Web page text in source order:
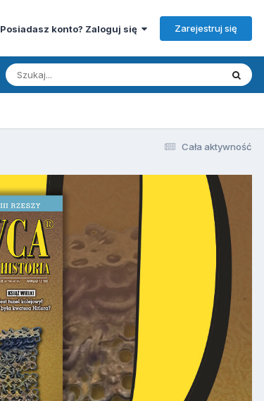
Posiadasz konto? Zaloguj się Zarejestruj się
Cała aktywność